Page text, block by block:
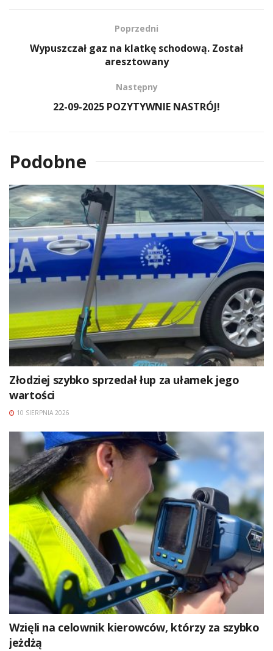
Poprzedni
Wypuszczał gaz na klatkę schodową. Został
aresztowany
Następny
22-09-2025 POZYTYWNIE NASTRÓJ!
Podobne
Złodziej szybko sprzedał łup za ułamek jego
wartości
10 SIERPNIA 2026
Wzięli na celownik kierowców, którzy za szybko
jeżdżą